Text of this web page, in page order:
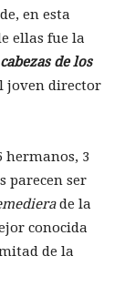
en esta
ellas fue la
de los
joven director
hermanos, 3
parecen ser
de la
conocida
de la